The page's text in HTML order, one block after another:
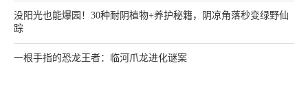
没阳光也能爆园！30种耐阴植物+养护秘籍，阴凉角落秒变绿野仙
踪
一根手指的恐龙王者：临河爪龙进化谜案